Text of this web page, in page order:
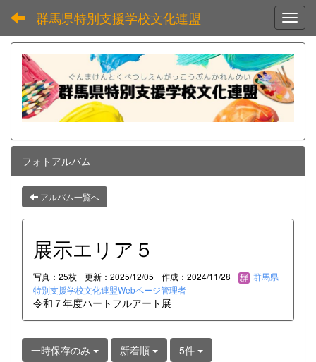
群馬県特別支援学校文化連盟
フォトアルバム
アルバム一覧へ
展示エリア５
写真：25枚 更新：2025/12/05 作成：2024/11/28
群馬県
特別支援学校文化連盟Webページ管理者
令和７年度ハートフルアート展
一時保存のみ 新着順 5件